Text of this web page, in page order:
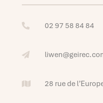
 02 97 58 84 84

 28 rue de